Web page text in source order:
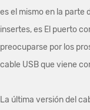
es el mismo en la parte
insertes, es El puerto
preocuparse por los
cable USB que viene
La última versión del